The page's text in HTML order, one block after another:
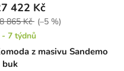
z masivu Sandemo
buk
422 Kč
865 Kč (–5 %)
- 7 týdnů